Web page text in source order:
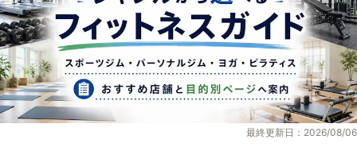
最終更新日：2026/08/06